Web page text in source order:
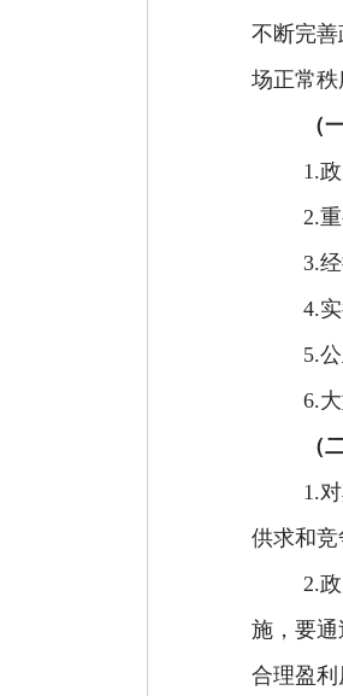
不断完
场正常秩
（
1.
2.
3.
4.
5.
6.
（
1.
供求和竞
2.
施，要
合理盈